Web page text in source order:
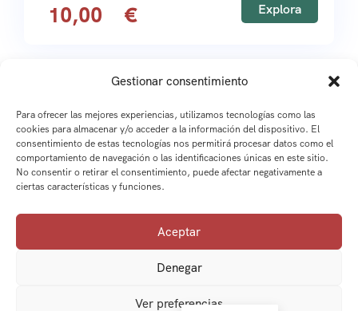
Gestionar consentimiento
Para ofrecer las mejores experiencias, utilizamos tecnologías como las
cookies para almacenar y/o acceder a la información del dispositivo. El
consentimiento de estas tecnologías nos permitirá procesar datos como el
comportamiento de navegación o las identificaciones únicas en este sitio.
No consentir o retirar el consentimiento, puede afectar negativamente a
ciertas características y funciones.
Aceptar
Denegar
Ver preferencias
10,00 Explora
1 2